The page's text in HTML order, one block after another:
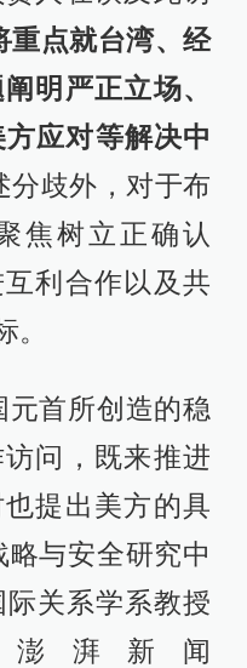
重点就台湾、经
明严正立场、
应对等解决中
分歧外，对于布
焦树立正确认
利合作以及共
元首所创造的稳
问，既来推进
提出美方的具
与安全研究中
关系学系教授
湃新闻